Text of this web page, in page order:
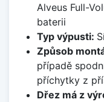
Alveus Full-
baterii
Typ výpusti:
Způsob
případě
příchytky z
Dřez má z